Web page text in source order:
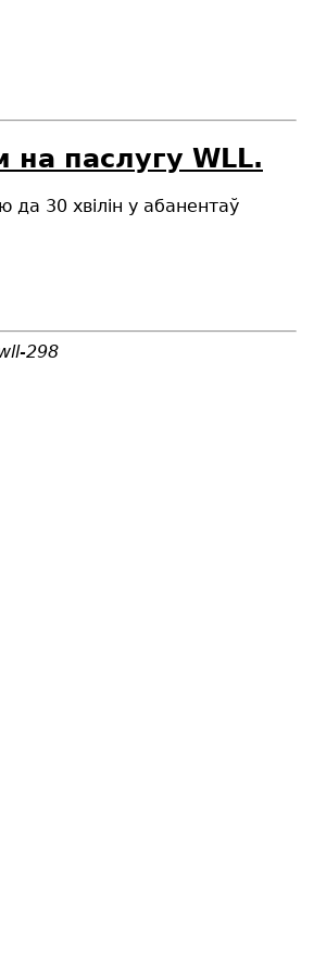
паслугу WLL.
да 30 хвiлiн у абанентаў
298